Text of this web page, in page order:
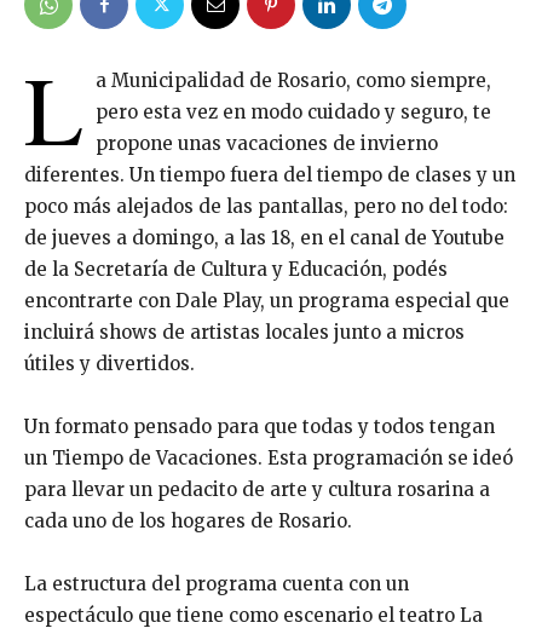
L
a Municipalidad de Rosario, como siempre,
pero esta vez en modo cuidado y seguro, te
propone unas vacaciones de invierno
diferentes. Un tiempo fuera del tiempo de clases y un
poco más alejados de las pantallas, pero no del todo:
de jueves a domingo, a las 18, en el canal de Youtube
de la Secretaría de Cultura y Educación, podés
encontrarte con Dale Play, un programa especial que
incluirá shows de artistas locales junto a micros
útiles y divertidos.
Un formato pensado para que todas y todos tengan
un Tiempo de Vacaciones. Esta programación se ideó
para llevar un pedacito de arte y cultura rosarina a
cada uno de los hogares de Rosario.
La estructura del programa cuenta con un
espectáculo que tiene como escenario el teatro La